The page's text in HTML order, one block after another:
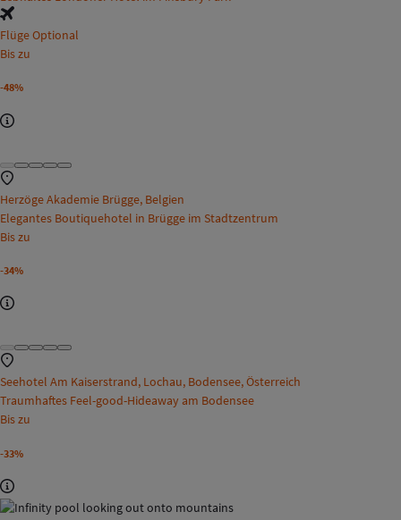
Flüge Optional
Bis zu
-48%
Herzöge Akademie Brügge, Belgien
Elegantes Boutiquehotel in Brügge im Stadtzentrum
Bis zu
-34%
Seehotel Am Kaiserstrand, Lochau, Bodensee, Österreich
Traumhaftes Feel-good-Hideaway am Bodensee
Bis zu
-33%